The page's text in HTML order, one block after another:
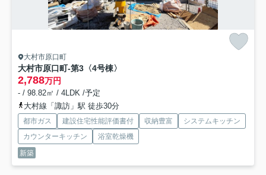
大村市原口町
大村市原口町-第3 〈4号棟〉
2,788万円
- / 98.82㎡ / 4LDK /予定
大村線「諏訪」駅 徒歩30分
都市ガス 建設住宅性能評価書付 収納豊富
システムキッチン
カウンターキッチン
浴室乾燥機
新築